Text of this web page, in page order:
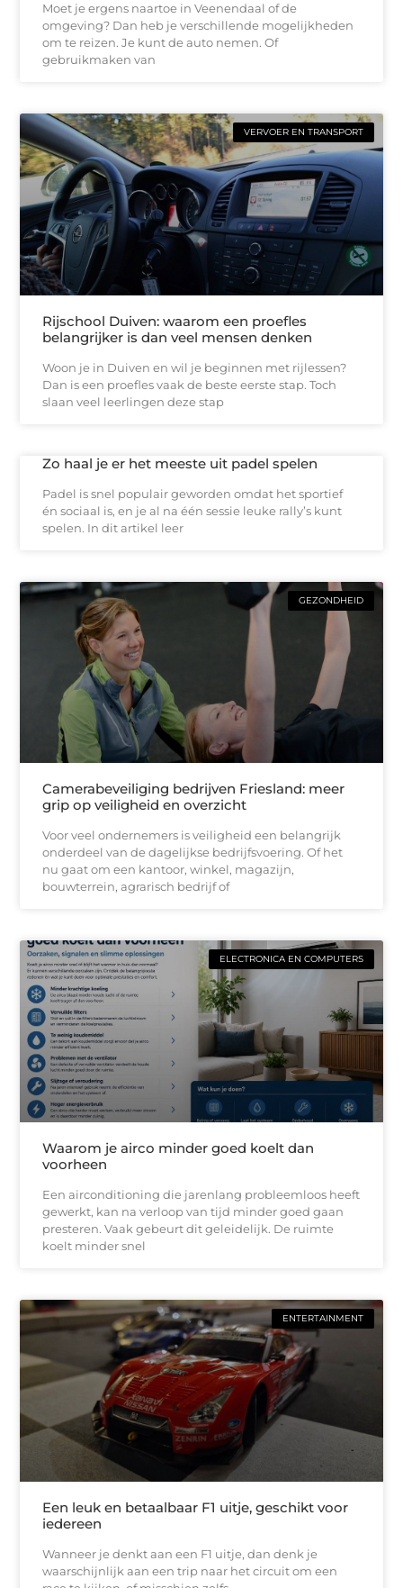
Moet je ergens naartoe in Veenendaal of de
omgeving? Dan heb je verschillende mogelijkheden
om te reizen. Je kunt de auto nemen. Of
gebruikmaken van
VERVOER EN TRANSPORT
Rijschool Duiven: waarom een proefles
belangrijker is dan veel mensen denken
Woon je in Duiven en wil je beginnen met rijlessen?
Dan is een proefles vaak de beste eerste stap. Toch
slaan veel leerlingen deze stap
Zo haal je er het meeste uit padel spelen
Padel is snel populair geworden omdat het sportief
én sociaal is, en je al na één sessie leuke rally’s kunt
spelen. In dit artikel leer
GEZONDHEID
Camerabeveiliging bedrijven Friesland: meer
grip op veiligheid en overzicht
Voor veel ondernemers is veiligheid een belangrijk
onderdeel van de dagelijkse bedrijfsvoering. Of het
nu gaat om een kantoor, winkel, magazijn,
bouwterrein, agrarisch bedrijf of
ELECTRONICA EN COMPUTERS
Waarom je airco minder goed koelt dan
voorheen
Een airconditioning die jarenlang probleemloos heeft
gewerkt, kan na verloop van tijd minder goed gaan
presteren. Vaak gebeurt dit geleidelijk. De ruimte
koelt minder snel
ENTERTAINMENT
Een leuk en betaalbaar F1 uitje, geschikt voor
iedereen
Wanneer je denkt aan een F1 uitje, dan denk je
waarschijnlijk aan een trip naar het circuit om een